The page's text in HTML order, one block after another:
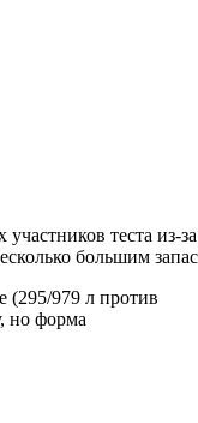
теста из-
большим
(295/979 л против
но форма